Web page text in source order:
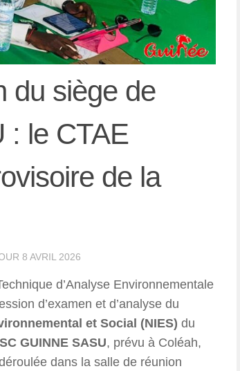
du siège de
: le CTAE
de la
8 AVRIL 2026
d’Analyse Environnementale
d’examen et d’analyse du
et Social (NIES) du
GUINNE SASU, prévu à Coléah,
dans la salle de réunion